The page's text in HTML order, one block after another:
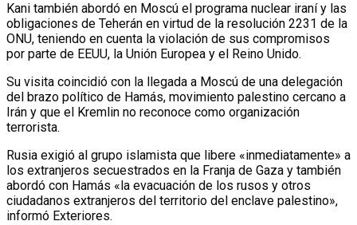
Kani también abordó en Moscú el programa nuclear iraní y las
obligaciones de Teherán en virtud de la resolución 2231 de la
ONU, teniendo en cuenta la violación de sus compromisos
por parte de EEUU, la Unión Europea y el Reino Unido.
Su visita coincidió con la llegada a Moscú de una delegación
del brazo político de Hamás, movimiento palestino cercano a
Irán y que el Kremlin no reconoce como organización
terrorista.
Rusia exigió al grupo islamista que libere «inmediatamente» a
los extranjeros secuestrados en la Franja de Gaza y también
abordó con Hamás «la evacuación de los rusos y otros
ciudadanos extranjeros del territorio del enclave palestino»,
informó Exteriores.